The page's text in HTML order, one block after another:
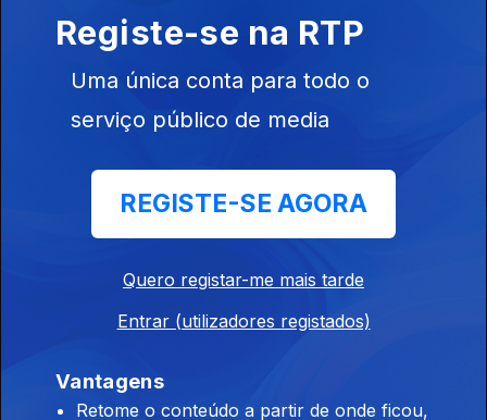
Millennial Mal Sombras no Mar
Este conteúdo faz parte de Mais
vistas 2024
O Conto do
Nadador
Este conteúdo faz parte de Para
Corações Apaixonados
Registe-se na RTP
Uma única conta para todo o
serviço público de media
REGISTE-SE AGORA
Quero registar-me mais tarde
Entrar (utilizadores registados)
Vantagens
Retome o conteúdo a partir de onde ficou,